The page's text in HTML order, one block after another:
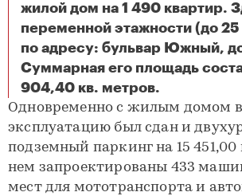
жилой дом на 1 490 квартир.
переменной этажности (до 25
по адресу: бульвар Южный,
Суммарная его площадь
904,40 кв. метров.
Одновременно с жилым домом в
эксплуатацию был сдан и
подземный паркинг на 15 451,00
нем запроектированы 433
мест для мототранспорта и